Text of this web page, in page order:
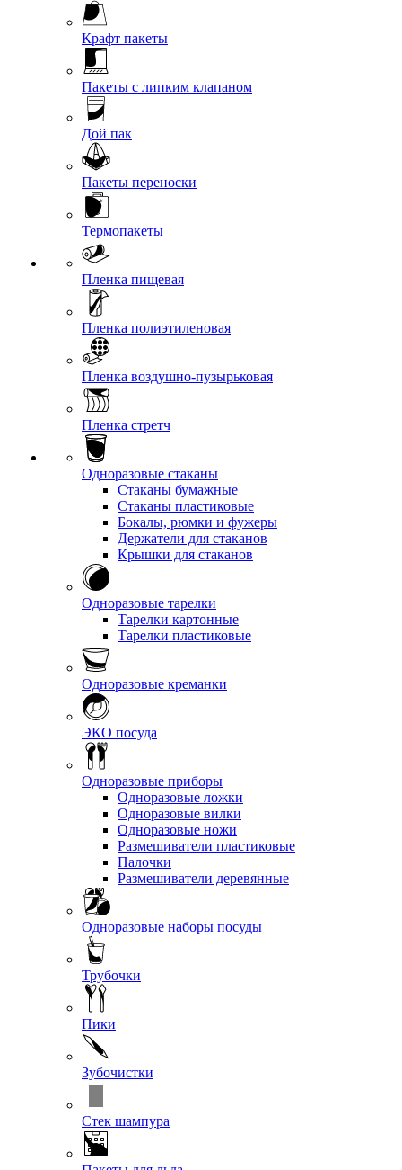
Крафт пакеты
Пакеты с липким клапаном
Дой пак
Пакеты переноски
Термопакеты
Пленка пищевая
Пленка полиэтиленовая
Пленка воздушно-пузырьковая
Пленка стретч
Одноразовые стаканы
Стаканы бумажные
Стаканы пластиковые
Бокалы, рюмки и фужеры
Держатели для стаканов
Крышки для стаканов
Одноразовые тарелки
Тарелки картонные
Тарелки пластиковые
Одноразовые креманки
ЭКО посуда
Одноразовые приборы
Одноразовые ложки
Одноразовые вилки
Одноразовые ножи
Размешиватели пластиковые
Палочки
Размешиватели деревянные
Одноразовые наборы посуды
Трубочки
Пики
Зубочистки
Стек шампура